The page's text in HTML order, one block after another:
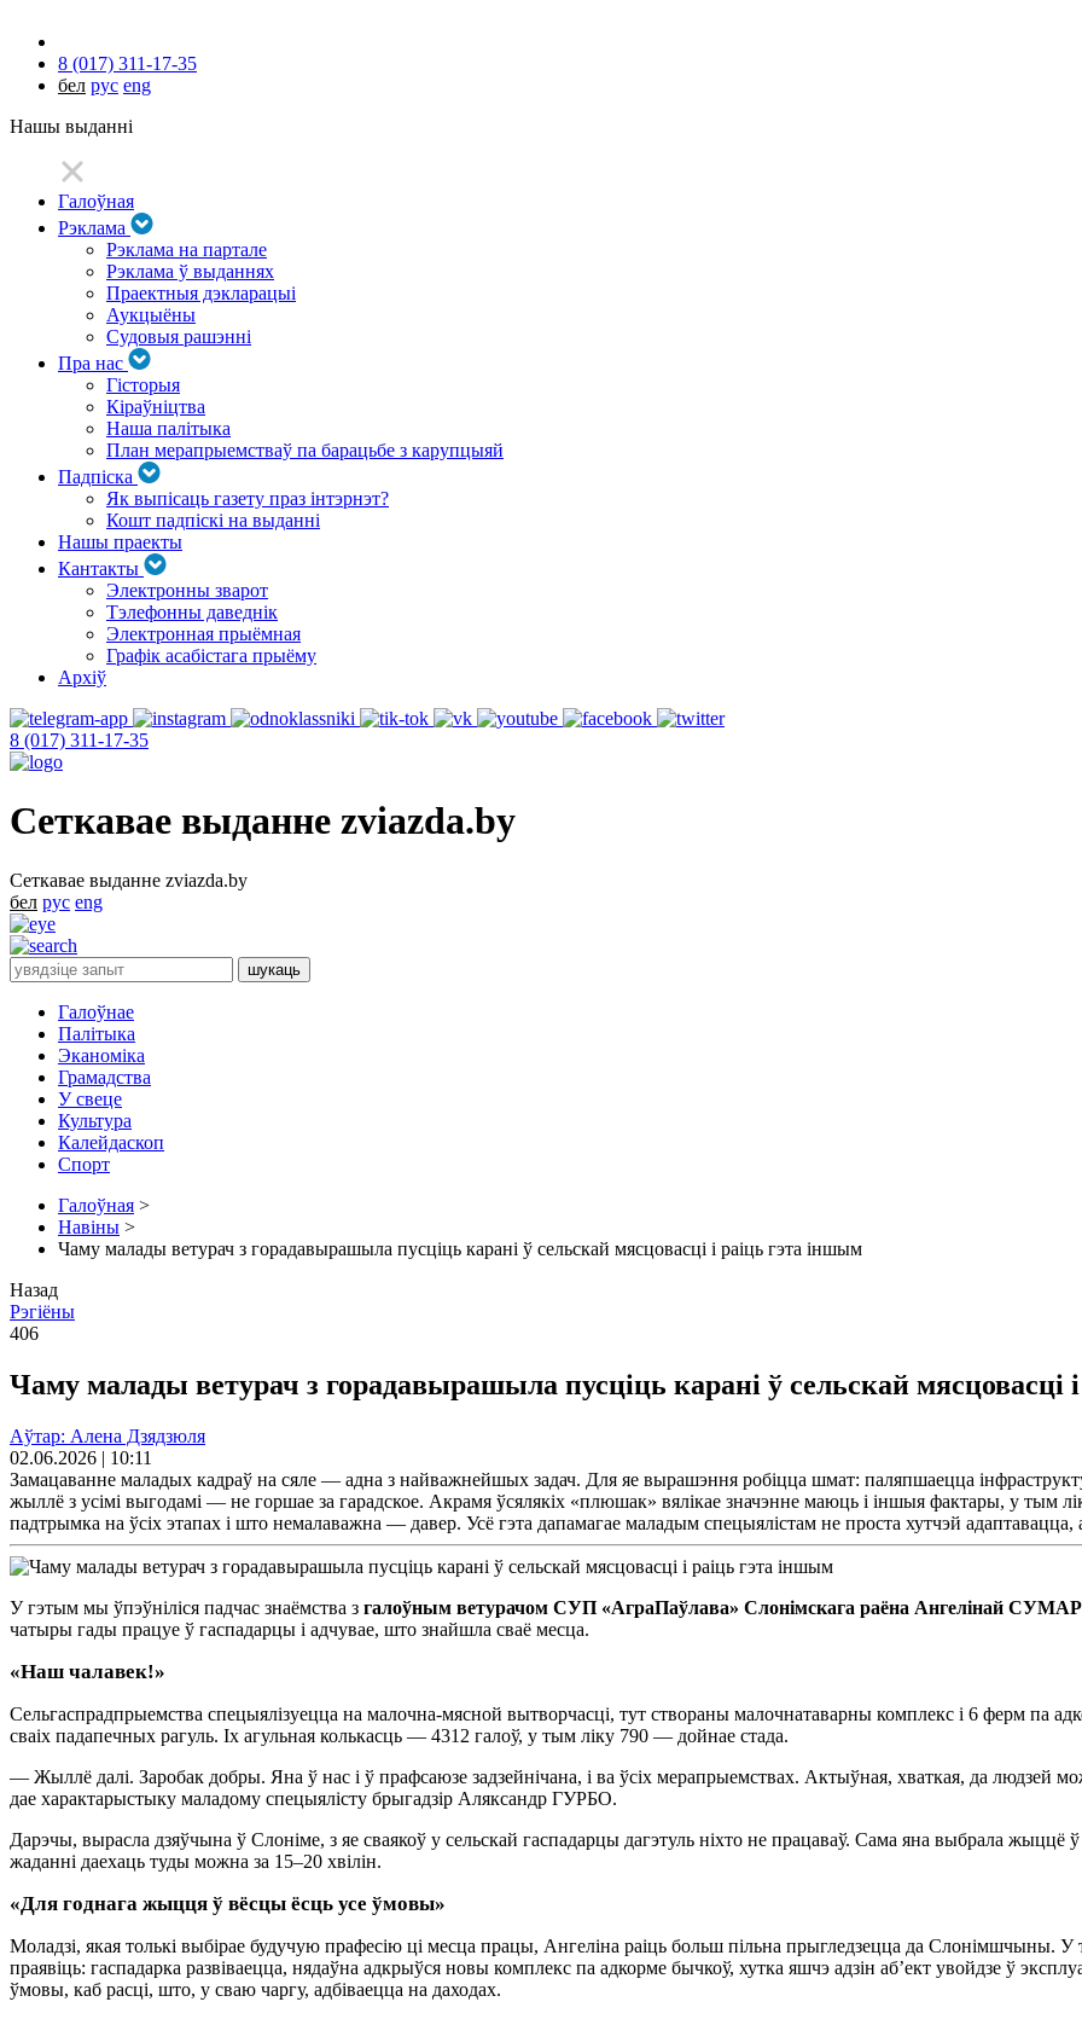
8 (017) 311-17-35
бел рус eng
Нашы выданні
Галоўная
Рэклама
Рэклама на партале
Рэклама ў выданнях
Праектныя дэкларацыі
Аукцыёны
Судовыя рашэнні
Пра нас
Гісторыя
Кіраўніцтва
Наша палітыка
План мерапрыемстваў па барацьбе з карупцыяй
Падпіска
Як выпісаць газету праз інтэрнэт?
Кошт падпіскі на выданні
Нашы праекты
Кантакты
Электронны зварот
Тэлефонны даведнік
Электронная прыёмная
Графік асабістага прыёму
Архіў
8 (017) 311-17-35
Сеткавае выданне zviazda.by
Сеткавае выданне zviazda.by
бел рус eng
Галоўнае
Палітыка
Эканоміка
Грамадства
У свеце
Культура
Калейдаскоп
Спорт
Галоўная >
Навіны >
Чаму малады ветурач з горадавырашыла пусціць карані ў сельскай мясцовасці і раіць гэта іншым
Назад
Рэгіёны
406
Чаму малады ветурач з горадавырашыла пусціць карані ў сельскай мясцовасці
Аўтар: Алена Дзядзюля
02.06.2026 | 10:11
Замацаванне маладых кадраў на сяле — адна з найважнейшых задач. Для яе вырашэння робіцца шмат: паляпшаецца
жыллё з усімі выгодамі — не горшае за гарадское. Акрамя ўсялякіх «плюшак» вялікае значэнне маюць і іншыя фактары, у тым
падтрымка на ўсіх этапах і што немалаважна — давер. Усё гэта дапамагае маладым спецыялістам не проста хутчэй адаптавацца,
У гэтым мы ўпэўніліся падчас знаёмства з галоўным ветурачом СУП «АграПаўлава» Слонімскага раёна Ангелінай
чатыры гады працуе ў гаспадарцы і адчувае, што знайшла сваё месца.
«Наш чалавек!»
Сельгаспрадпрыемства спецыялізуецца на малочна-мясной вытворчасці, тут створаны малочнатаварны комплекс і 6 ферм па
сваіх падапечных рагуль. Іх агульная колькасць — 4312 галоў, у тым ліку 790 — дойнае стада.
— Жыллё далі. Заробак добры. Яна ў нас і ў прафсаюзе задзейнічана, і ва ўсіх мерапрыемствах. Актыўная, хваткая, да людзей
дае характарыстыку маладому спецыялісту брыгадзір Аляксандр ГУРБО.
Дарэчы, вырасла дзяўчына ў Слоніме, з яе сваякоў у сельскай гаспадарцы дагэтуль ніхто не працаваў. Сама яна выбрала
жаданні даехаць туды можна за 15–20 хвілін.
«Для годнага жыцця ў вёсцы ёсць усе ўмовы»
Моладзі, якая толькі выбірае будучую прафесію ці месца працы, Ангеліна раіць больш пільна прыгледзецца да
праявіць: гаспадарка развіваецца, нядаўна адкрыўся новы комплекс па адкорме бычкоў, хутка яшчэ адзін аб’ект увойдзе ў
ўмовы, каб расці, што, у сваю чаргу, адбіваецца на даходах.